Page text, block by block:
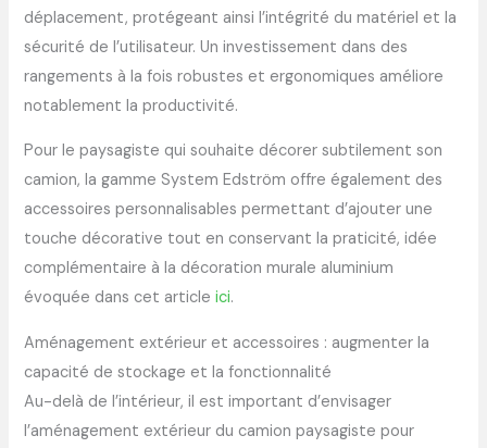
déplacement, protégeant ainsi l’intégrité du matériel et la
sécurité de l’utilisateur. Un investissement dans des
rangements à la fois robustes et ergonomiques améliore
notablement la productivité.
Pour le paysagiste qui souhaite décorer subtilement son
camion, la gamme System Edström offre également des
accessoires personnalisables permettant d’ajouter une
touche décorative tout en conservant la praticité, idée
complémentaire à la décoration murale aluminium
évoquée dans cet articleici.
Aménagement extérieur et accessoires : augmenter la
capacité de stockage et la fonctionnalité
Au-delà de l’intérieur, il est important d’envisager
l’aménagement extérieur du camion paysagiste pour